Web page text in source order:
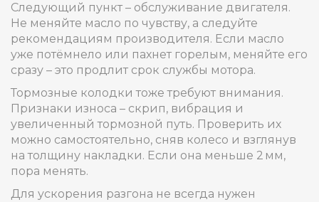
Следующий пункт – обслуживание двигателя.
Не меняйте масло по чувству, а следуйте
рекомендациям производителя. Если масло
уже потёмнело или пахнет горелым, меняйте его
сразу – это продлит срок службы мотора.
Тормозные колодки тоже требуют внимания.
Признаки износа – скрип, вибрация и
увеличенный тормозной путь. Проверить их
можно самостоятельно, сняв колесо и взглянув
на толщину накладки. Если она меньше 2 мм,
пора менять.
Для ускорения разгона не всегда нужен